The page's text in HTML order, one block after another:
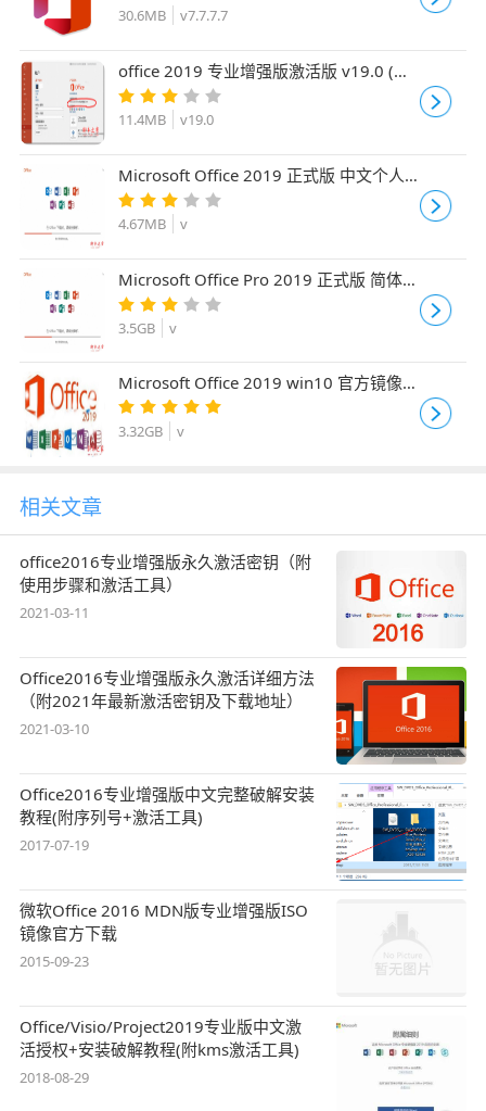
文绿色版
30.6MB v7.7.7.7
office 2019 专业增强版激活版 v19.0 (附
离线安装包+安装激活教程)
11.4MB v19.0
Microsoft Office 2019 正式版 中文个人
版/学生版(附批量授权) 64位
4.67MB v
Microsoft Office Pro 2019 正式版 简体中
文专业版(附批量授权版+镜像离线包) 64
位
3.5GB v
Microsoft Office 2019 win10 官方镜像专
业增强版(附安装激活教程)
3.32GB v
相关文章
office2016专业增强版永久激活密钥（附
使用步骤和激活工具）
2021-03-11
Office2016专业增强版永久激活详细方法
（附2021年最新激活密钥及下载地址）
2021-03-10
Office2016专业增强版中文完整破解安装
教程(附序列号+激活工具)
2017-07-19
微软Office 2016 MDN版专业增强版ISO
镜像官方下载
2015-09-23
Office/Visio/Project2019专业版中文激
活授权+安装破解教程(附kms激活工具)
2018-08-29